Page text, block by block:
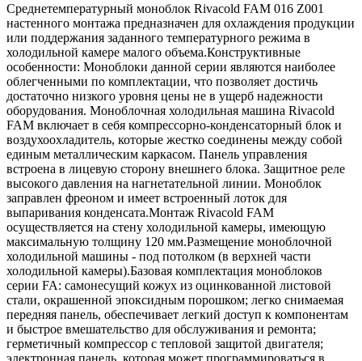
Среднетемпературный моноблок Rivacold FAM 016 Z001
настенного монтажа предназначен для охлаждения продукции
или поддержания заданного температурного режима в
холодильной камере малого объема.Конструктивные
особенности: Моноблоки данной серии являются наиболее
облегченными по комплектации, что позволяет достичь
достаточно низкого уровня цены не в ущерб надежности
оборудования. Моноблочная холодильная машина Rivacold
FAM включает в себя компрессорно-конденсаторный блок и
воздухоохладитель, которые жестко соединены между собой
единым металлическим каркасом. Панель управления
встроена в лицевую сторону внешнего блока. Защитное реле
высокого давления на нагнетательной линии. Моноблок
заправлен фреоном и имеет встроенный лоток для
выпаривания конденсата.Монтаж Rivacold FAM
осуществляется на стену холодильной камеры, имеющую
максимальную толщину 120 мм.Размещение моноблочной
холодильной машины - под потолком (в верхней части
холодильной камеры).Базовая комплектация моноблоков
серии FA: самонесущий кожух из оцинкованной листовой
стали, окрашенной эпоксидным порошком; легко снимаемая
передняя панель, обеспечивает легкий доступ к компонентам
и быстрое вмешательство для обслуживания и ремонта;
герметичный компрессор с тепловой защитой двигателя;
электронная панель, которая может программироваться в